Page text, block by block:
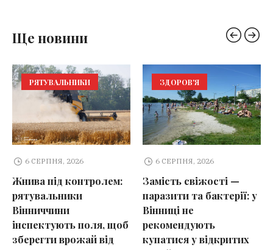
Ще новини
РЯТУВАЛЬНИКИ
6 СЕРПНЯ, 2026
Жнива під контролем:
рятувальники
Вінниччини
інспектують поля, щоб
зберегти врожай від
ЗДОРОВ'Я
6 СЕРПНЯ, 2026
Замість свіжості —
паразити та бактерії: у
Вінниці не
рекомендують
купатися у відкритих